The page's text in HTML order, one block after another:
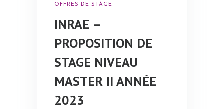
OFFRES DE STAGE
INRAE –
PROPOSITION DE
STAGE NIVEAU
MASTER II ANNÉE
2023